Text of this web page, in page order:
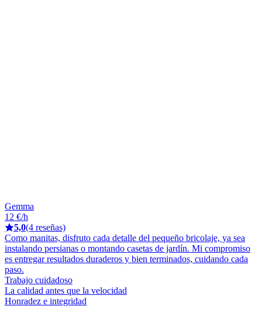
Gemma
12 €/h
5,0(4 reseñas)
Como manitas, disfruto cada detalle del pequeño bricolaje, ya sea
instalando persianas o montando casetas de jardín. Mi compromiso
es entregar resultados duraderos y bien terminados, cuidando cada
paso.
Trabajo cuidadoso
La calidad antes que la velocidad
Honradez e integridad